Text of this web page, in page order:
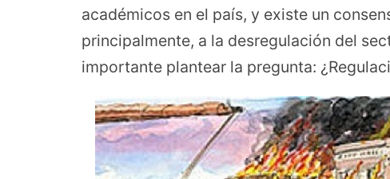
académicos en el país, y existe un
principalmente, a la desregulación del
importante plantear la pregunta: